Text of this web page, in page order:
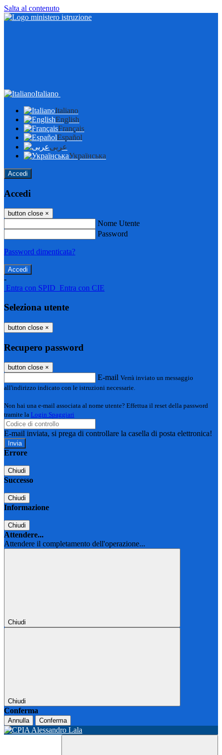
Salta al contenuto
Italiano
Italiano
English
Français
Español
عربى
Українська
Accedi
Accedi
button close ×
Nome Utente
Password
Password dimenticata?
-
Entra con SPID Entra con CIE
Seleziona utente
button close ×
Recupero password
button close ×
E-mail Verrà inviato un messaggio
all'indirizzo indicato con le istruzioni necessarie.
Non hai una e-mail associata al nome utente? Effettua il reset della password
tramite la Login Spaggiari
E-mail inviata, si prega di controllare la casella di posta elettronica!
Errore
Chiudi
Successo
Chiudi
Informazione
Chiudi
Attendere...
Attendere il completamento dell'operazione...
Chiudi
Chiudi
Conferma
Annulla Conferma